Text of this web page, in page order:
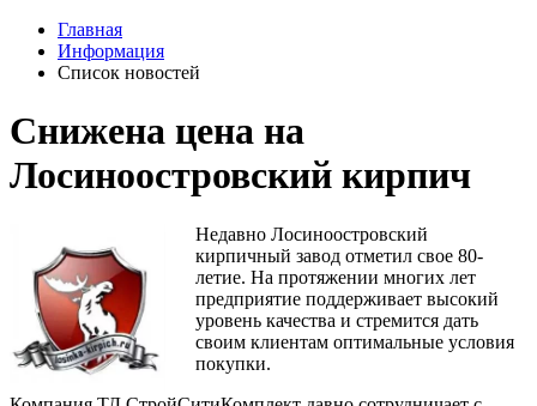
Главная
Информация
Список новостей
Снижена цена на
Лосиноостровский кирпич
Недавно Лосиноостровский
кирпичный завод отметил свое 80-
летие. На протяжении многих лет
предприятие поддерживает высокий
уровень качества и стремится дать
своим клиентам оптимальные условия
покупки.